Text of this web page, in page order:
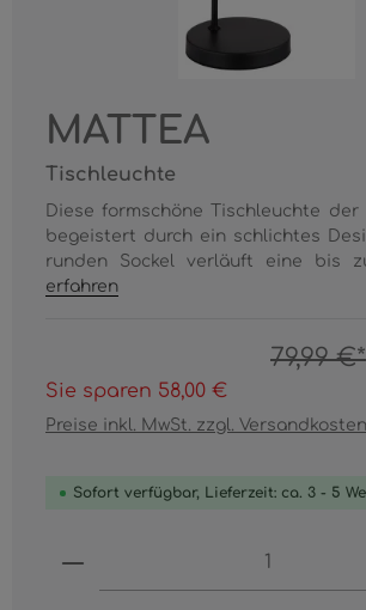
MATTEA
Tischleuchte
Diese formschöne Tischleuchte der
begeistert durch ein schlichtes
runden Sockel verläuft eine bis
erfahren
79,99 €*
Sie sparen 58,00 €
Preise inkl. MwSt. zzgl. Versandkosten
Sofort verfügbar, Lieferzeit: ca. 3 - 5
Produkt Anzahl: Gib